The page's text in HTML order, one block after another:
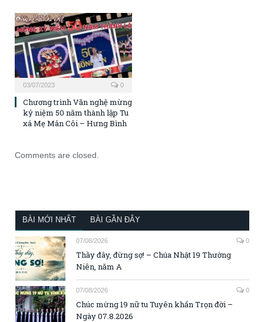
03/07/2023 0
Chương trình Văn nghệ mừng
kỷ niệm 50 năm thành lập Tu
xá Mẹ Mân Côi – Hưng Bình
Comments are closed.
BÀI MỚI NHẤT BÀI GẦN ĐÂY
07/08/2026 0
Thầy đây, đừng sợ! – Chúa Nhật 19 Thường
Niên, năm A
07/08/2026 0
Chúc mừng 19 nữ tu Tuyên khấn Trọn đời –
Ngày 07.8.2026